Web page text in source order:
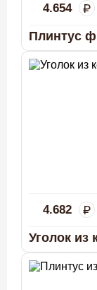
4.654
Плинтус
4.682
Уголок из